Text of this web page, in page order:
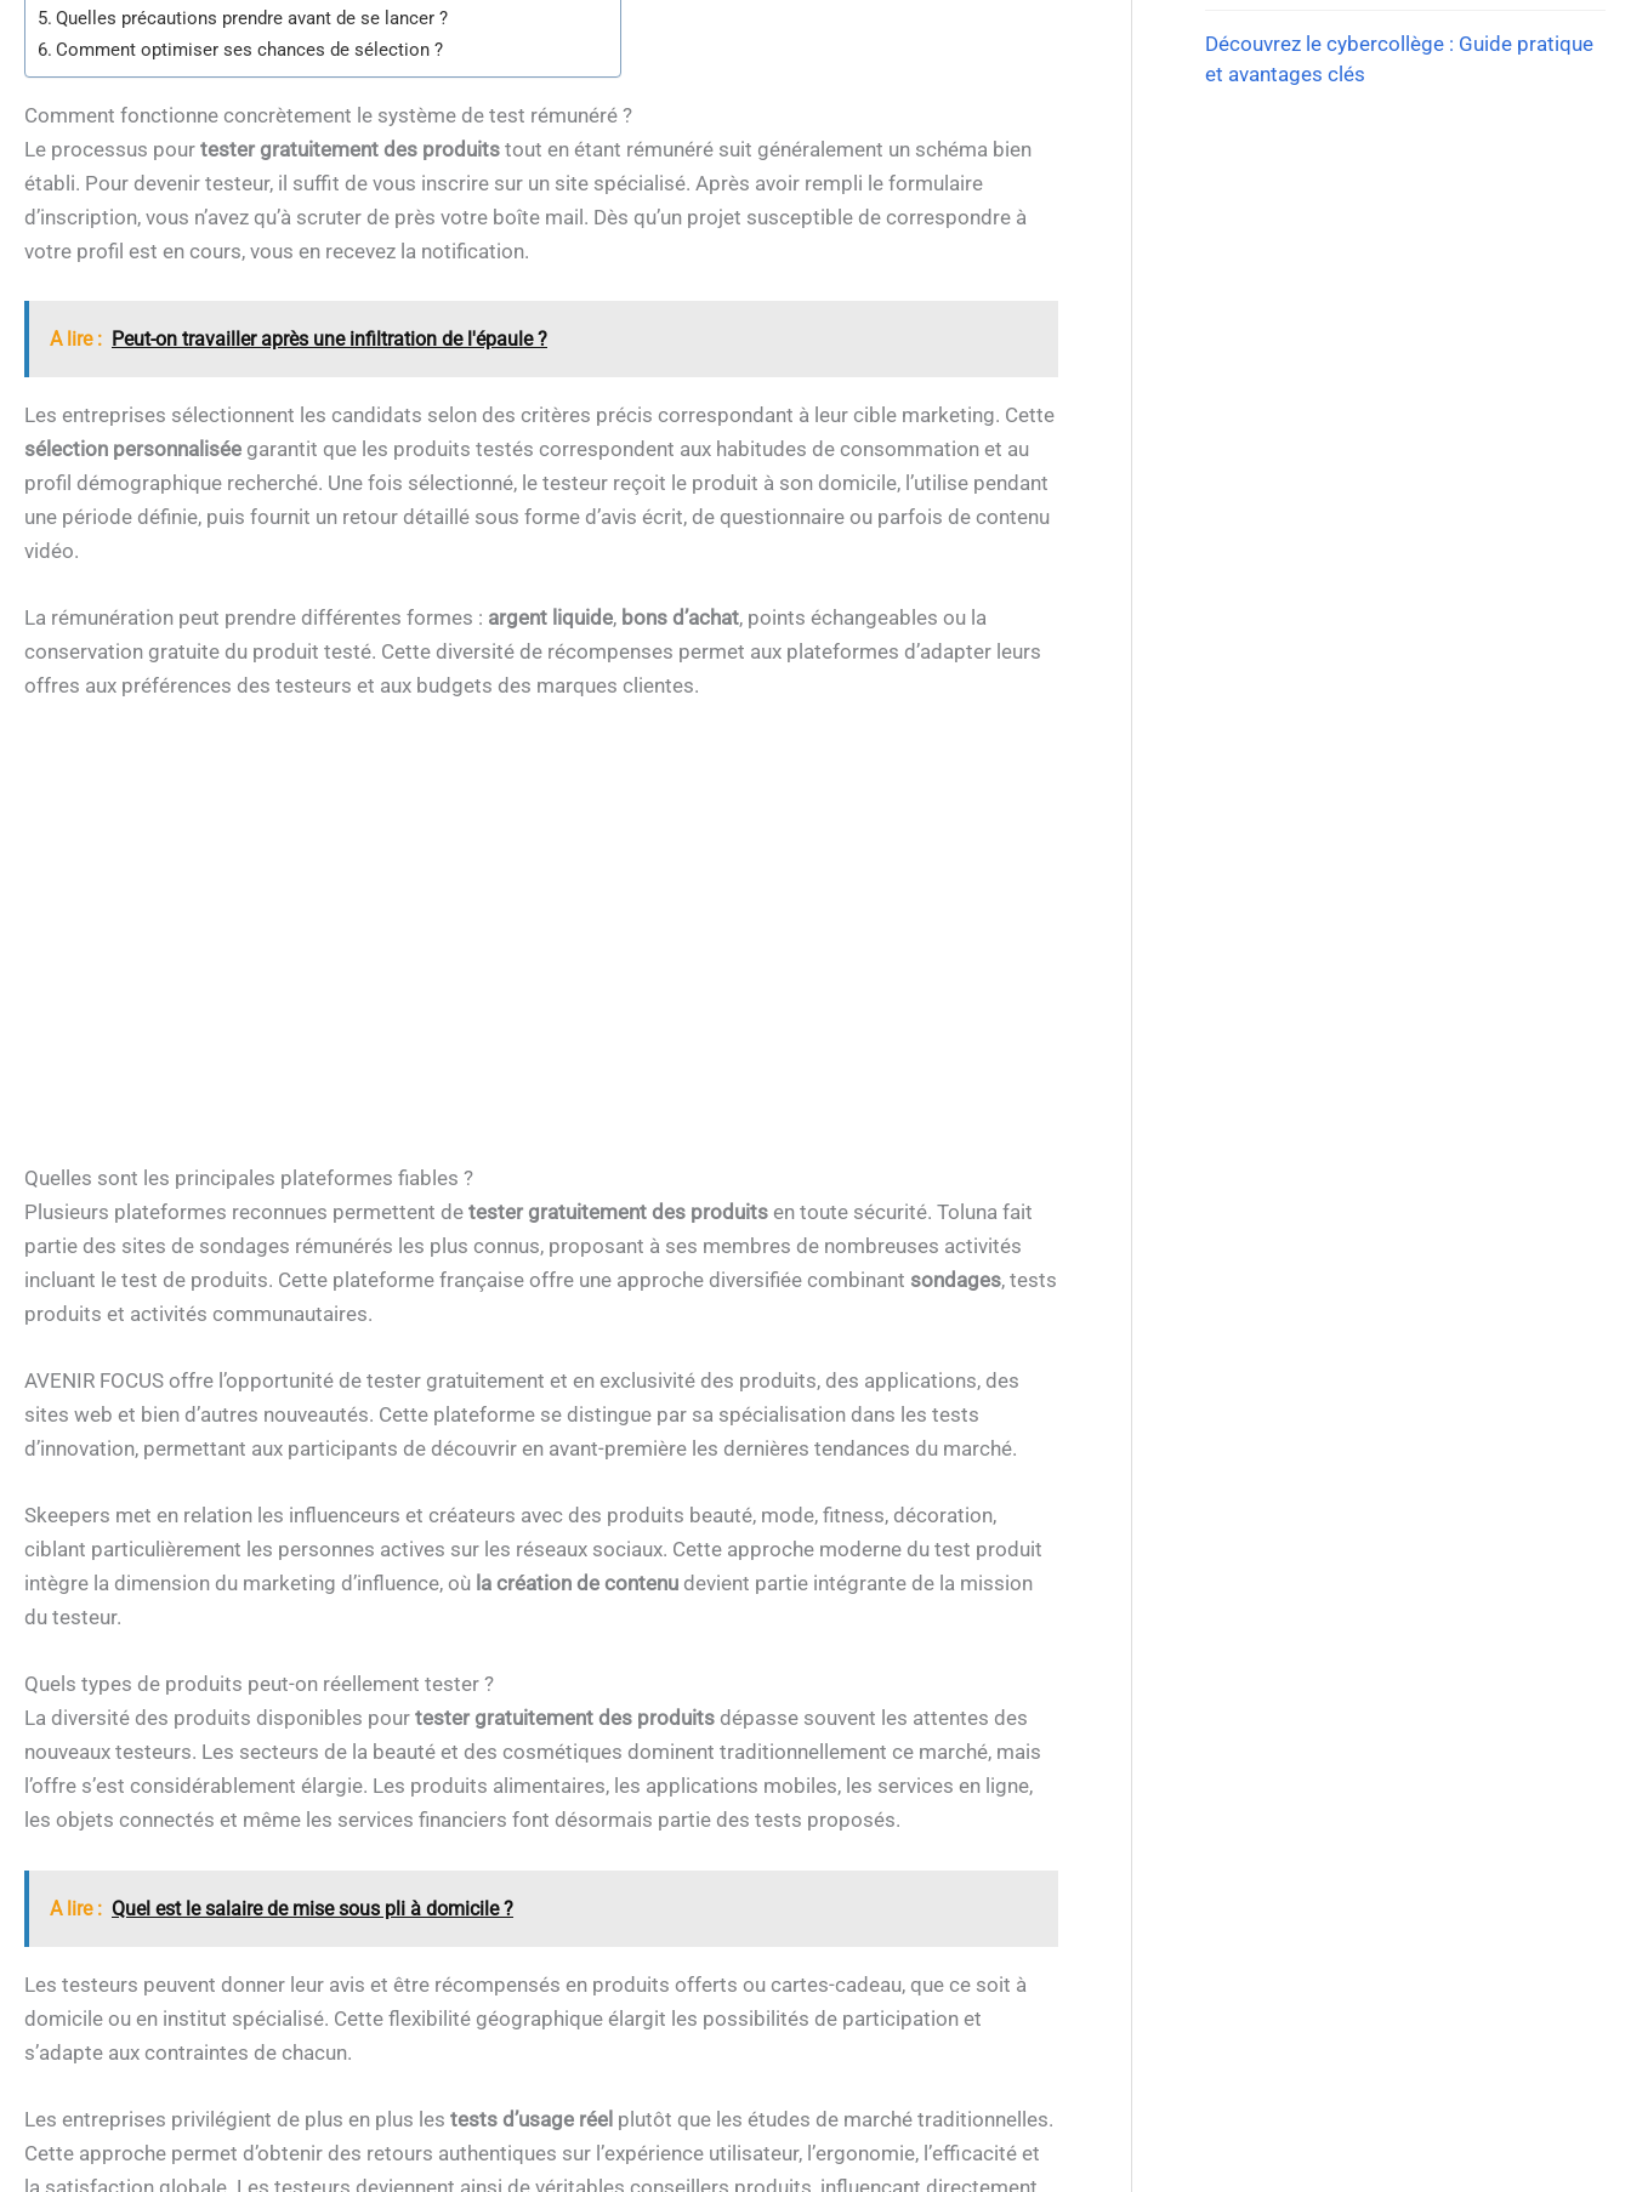
Quelles précautions prendre avant de se lancer ?
Comment optimiser ses chances de sélection ?
Comment fonctionne concrètement le système de test rémunéré ?
Le processus pour tester gratuitement des produits tout en étant rémunéré suit généralement un schéma bien
établi. Pour devenir testeur, il suffit de vous inscrire sur un site spécialisé. Après avoir rempli le formulaire
d’inscription, vous n’avez qu’à scruter de près votre boîte mail. Dès qu’un projet susceptible de correspondre à
votre profil est en cours, vous en recevez la notification.
A lire : Peut-on travailler après une infiltration de l'épaule ?
Les entreprises sélectionnent les candidats selon des critères précis correspondant à leur cible marketing. Cette
sélection personnalisée garantit que les produits testés correspondent aux habitudes de consommation et au
profil démographique recherché. Une fois sélectionné, le testeur reçoit le produit à son domicile, l’utilise pendant
une période définie, puis fournit un retour détaillé sous forme d’avis écrit, de questionnaire ou parfois de contenu
vidéo.
La rémunération peut prendre différentes formes : argent liquide, bons d’achat, points échangeables ou la
conservation gratuite du produit testé. Cette diversité de récompenses permet aux plateformes d’adapter leurs
offres aux préférences des testeurs et aux budgets des marques clientes.
Quelles sont les principales plateformes fiables ?
Plusieurs plateformes reconnues permettent de tester gratuitement des produits en toute sécurité. Toluna fait
partie des sites de sondages rémunérés les plus connus, proposant à ses membres de nombreuses activités
incluant le test de produits. Cette plateforme française offre une approche diversifiée combinant sondages, tests
produits et activités communautaires.
AVENIR FOCUS offre l’opportunité de tester gratuitement et en exclusivité des produits, des applications, des
sites web et bien d’autres nouveautés. Cette plateforme se distingue par sa spécialisation dans les tests
d’innovation, permettant aux participants de découvrir en avant-première les dernières tendances du marché.
Skeepers met en relation les influenceurs et créateurs avec des produits beauté, mode, fitness, décoration,
ciblant particulièrement les personnes actives sur les réseaux sociaux. Cette approche moderne du test produit
intègre la dimension du marketing d’influence, où la création de contenu devient partie intégrante de la mission
du testeur.
Quels types de produits peut-on réellement tester ?
La diversité des produits disponibles pour tester gratuitement des produits dépasse souvent les attentes des
nouveaux testeurs. Les secteurs de la beauté et des cosmétiques dominent traditionnellement ce marché, mais
l’offre s’est considérablement élargie. Les produits alimentaires, les applications mobiles, les services en ligne,
les objets connectés et même les services financiers font désormais partie des tests proposés.
A lire : Quel est le salaire de mise sous pli à domicile ?
Les testeurs peuvent donner leur avis et être récompensés en produits offerts ou cartes-cadeau, que ce soit à
domicile ou en institut spécialisé. Cette flexibilité géographique élargit les possibilités de participation et
s’adapte aux contraintes de chacun.
Les entreprises privilégient de plus en plus les tests d’usage réel plutôt que les études de marché traditionnelles.
Cette approche permet d’obtenir des retours authentiques sur l’expérience utilisateur, l’ergonomie, l’efficacité et
la satisfaction globale. Les testeurs deviennent ainsi de véritables conseillers produits, influençant directement
Découvrez le cybercollège : Guide pratique
et avantages clés